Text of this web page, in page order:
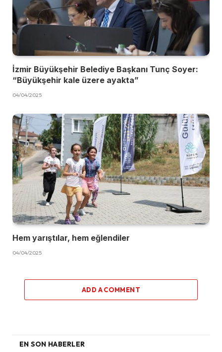
İzmir Büyükşehir Belediye Başkanı Tunç Soyer:
“Büyükşehir kale üzere ayakta”
04/04/2025
Hem yarıştılar, hem eğlendiler
04/04/2025
ADD A COMMENT
EN SON HABERLER